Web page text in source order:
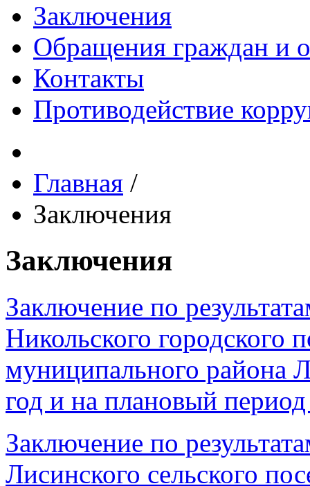
Заключения
Обращения граждан и
Контакты
Противодействие
Главная /
Заключения
Заключения
Заключение по
Никольского городского
муниципального района
год и на плановый
Заключение по
Лисинского сельского